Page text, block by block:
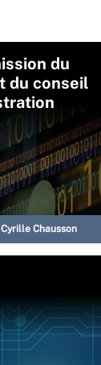
du
du conseil
Cyrille Chausson